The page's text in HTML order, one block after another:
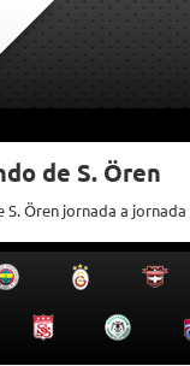
de S. Ören
Ören jornada a jornada